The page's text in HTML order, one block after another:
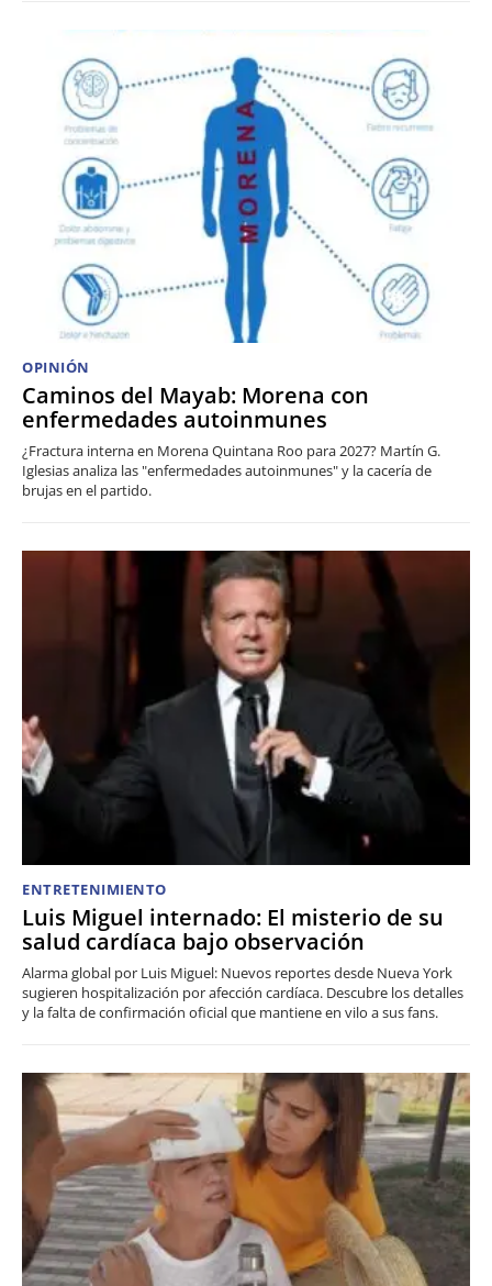
OPINIÓN
Caminos del Mayab: Morena con
enfermedades autoinmunes
¿Fractura interna en Morena Quintana Roo para 2027? Martín G.
Iglesias analiza las "enfermedades autoinmunes" y la cacería de
brujas en el partido.
ENTRETENIMIENTO
Luis Miguel internado: El misterio de su
salud cardíaca bajo observación
Alarma global por Luis Miguel: Nuevos reportes desde Nueva York
sugieren hospitalización por afección cardíaca. Descubre los detalles
y la falta de confirmación oficial que mantiene en vilo a sus fans.